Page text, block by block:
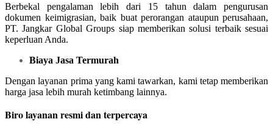
Berbekal pengalaman lebih dari 15 tahun dalam pengurusan
dokumen keimigrasian, baik buat perorangan ataupun perusahaan,
PT. Jangkar Global Groups siap memberikan solusi terbaik sesuai
keperluan Anda.
Biaya Jasa Termurah
Dengan layanan prima yang kami tawarkan, kami tetap memberikan
harga jasa lebih murah ketimbang lainnya.
Biro layanan resmi dan terpercaya